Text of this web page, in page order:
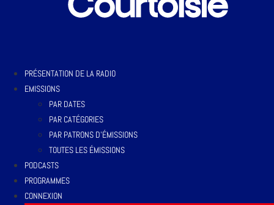
PRÉSENTATION DE LA RADIO
EMISSIONS
PAR DATES
PAR CATÉGORIES
PAR PATRONS D’ÉMISSIONS
TOUTES LES ÉMISSIONS
PODCASTS
PROGRAMMES
CONNEXION